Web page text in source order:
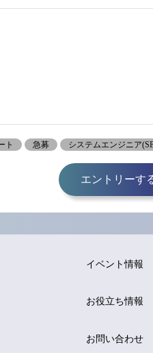
ト 急募 システムエンジニア
エントリーす
イベント情報
お役立ち情報
お問い合わせ